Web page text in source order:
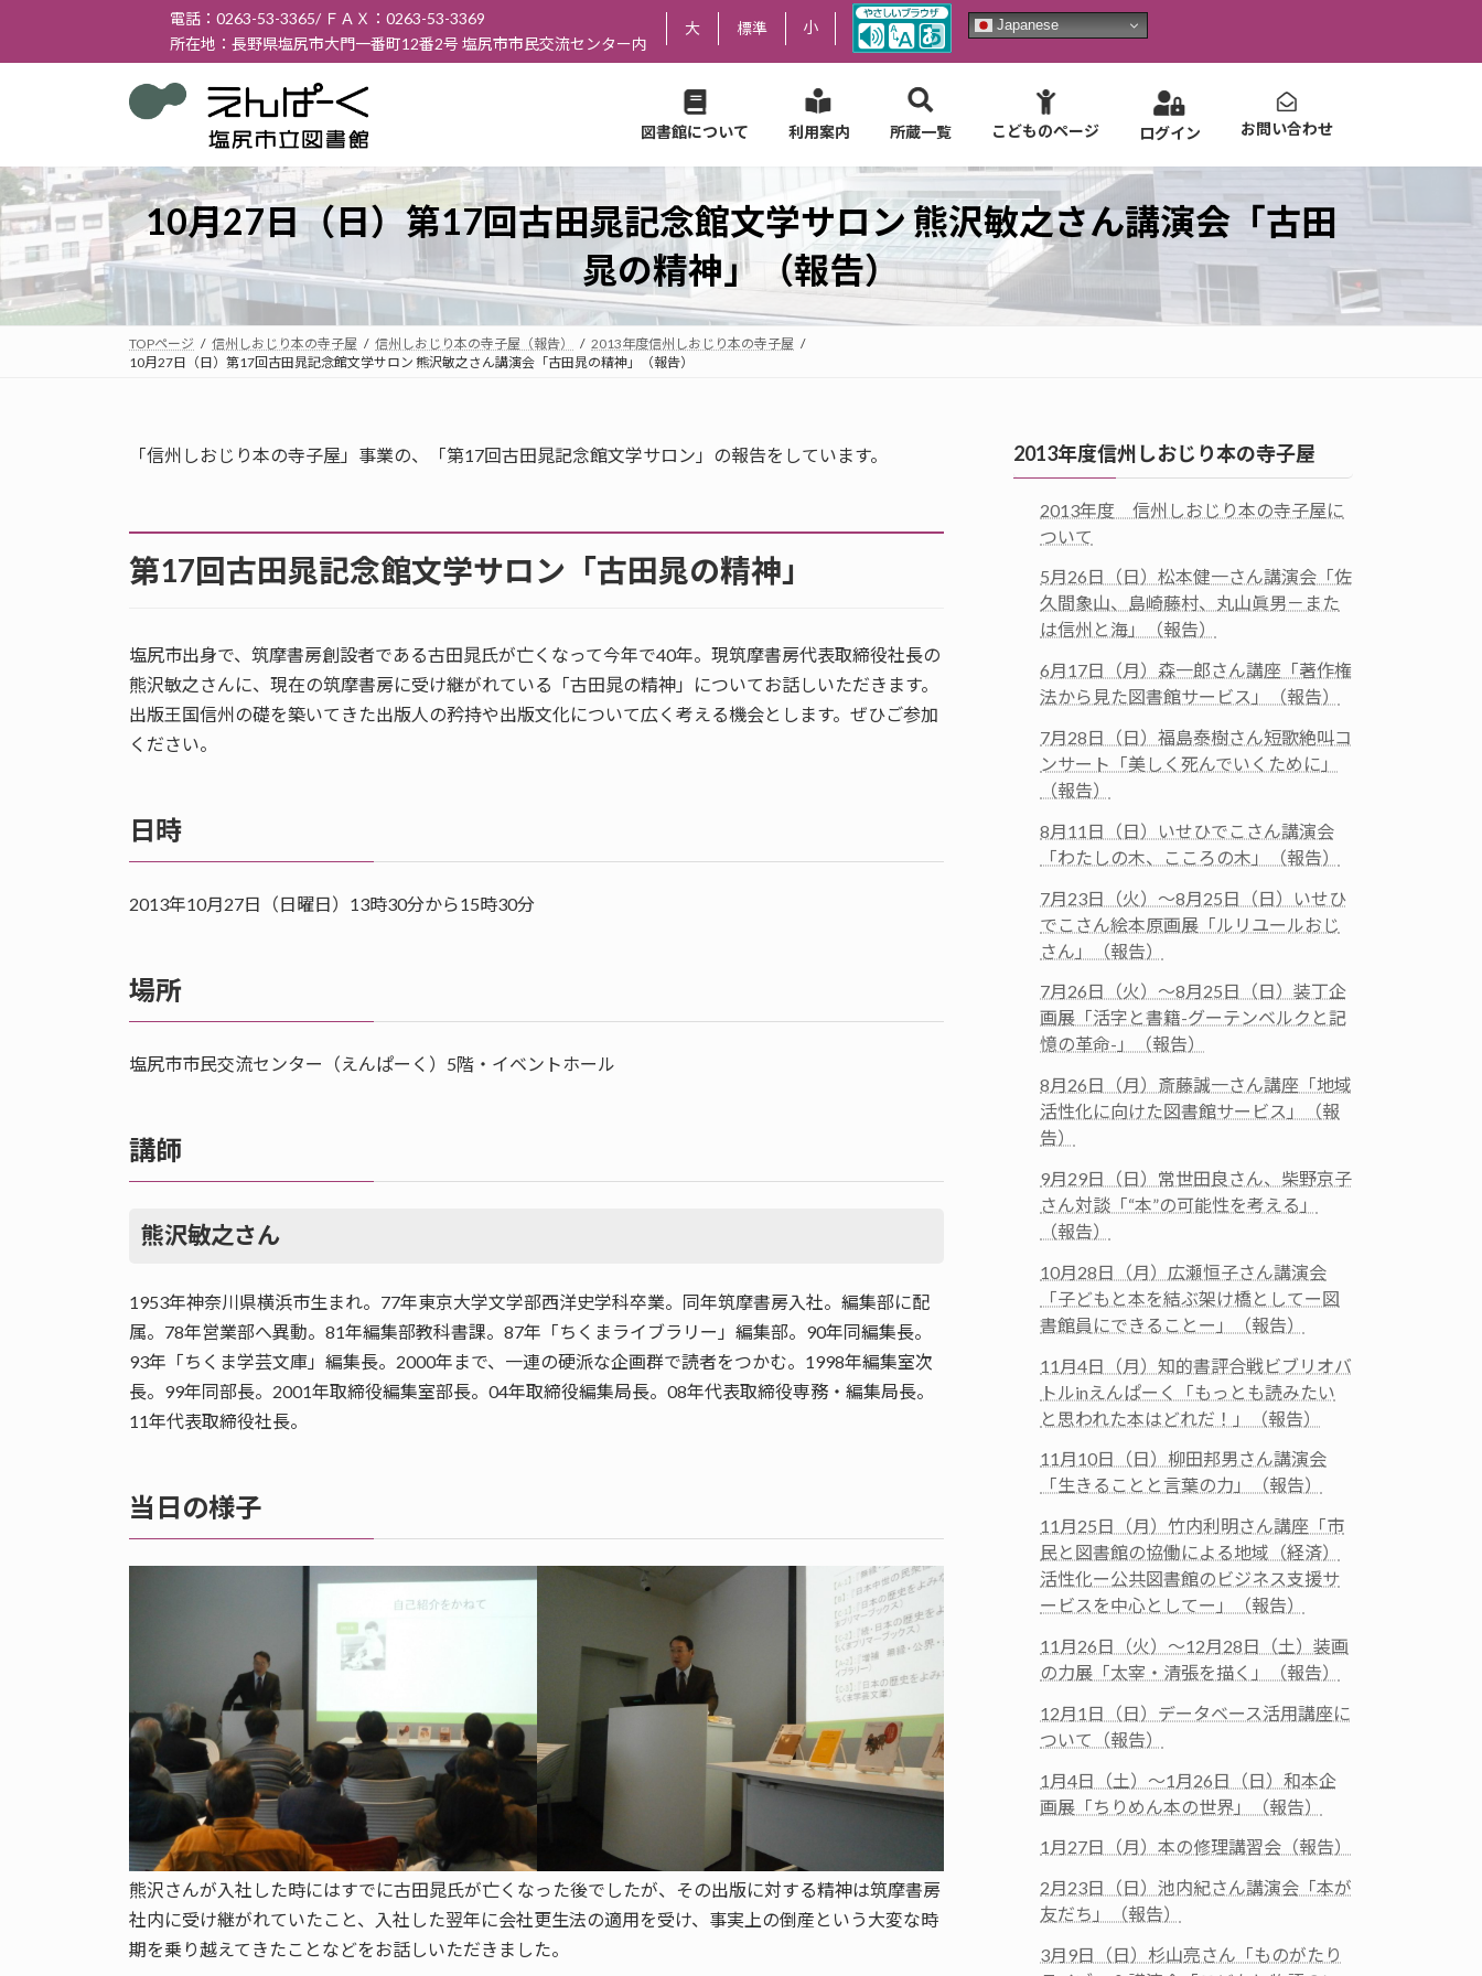
テ
ス
キ
ッ
ゲ
ン
に
移
電話：0263-53-3365/ ＦＡＸ：0263-53-3369
所在地：長野県塩尻市大門一番町12番2号 塩尻市市民交流センター内
大 標準 小 Japanese
図書館について 利用案内 所蔵一覧 こどものページ ログイン お問い合わせ
10月27日（日）第17回古田晁記念館文学サロン 熊沢敏之さん講演会「古田
晁の精神」（報告）
TOPページ 信州しおじり本の寺子屋 信州しおじり本の寺子屋（報告）
2013年度信州しおじり本の寺子屋
10月27日（日）第17回古田晁記念館文学サロン 熊沢敏之さん講演会「古田晁の精神」（報告）
「信州しおじり本の寺子屋」事業の、「第17回古田晁記念館文学サロン」の報告をしています。
第17回古田晁記念館文学サロン「古田晁の精神」
塩尻市出身で、筑摩書房創設者である古田晁氏が亡くなって今年で40年。現筑摩書房代表取締役社長の
熊沢敏之さんに、現在の筑摩書房に受け継がれている「古田晁の精神」についてお話しいただきます。
出版王国信州の礎を築いてきた出版人の矜持や出版文化について広く考える機会とします。ぜひご参加
ください。
日時
2013年10月27日（日曜日）13時30分から15時30分
場所
塩尻市市民交流センター（えんぱーく）5階・イベントホール
講師
熊沢敏之さん
1953年神奈川県横浜市生まれ。77年東京大学文学部西洋史学科卒業。同年筑摩書房入社。編集部に配
属。78年営業部へ異動。81年編集部教科書課。87年「ちくまライブラリー」編集部。90年同編集長。
93年「ちくま学芸文庫」編集長。2000年まで、一連の硬派な企画群で読者をつかむ。1998年編集室次
長。99年同部長。2001年取締役編集室部長。04年取締役編集局長。08年代表取締役専務・編集局長。
11年代表取締役社長。
当日の様子
熊沢さんが入社した時にはすでに古田晁氏が亡くなった後でしたが、その出版に対する精神は筑摩書房
社内に受け継がれていたこと、入社した翌年に会社更生法の適用を受け、事実上の倒産という大変な時
期を乗り越えてきたことなどをお話しいただきました。
2013年度信州しおじり本の寺子屋
2013年度 信州しおじり本の寺子屋に
ついて
5月26日（日）松本健一さん講演会「佐
久間象山、島崎藤村、丸山眞男－また
は信州と海」（報告）
6月17日（月）森一郎さん講座「著作権
法から見た図書館サービス」（報告）
7月28日（日）福島泰樹さん短歌絶叫コ
ンサート「美しく死んでいくために」
（報告）
8月11日（日）いせひでこさん講演会
「わたしの木、こころの木」（報告）
7月23日（火）～8月25日（日）いせひ
でこさん絵本原画展「ルリユールおじ
さん」（報告）
7月26日（火）～8月25日（日）装丁企
画展「活字と書籍-グーテンベルクと記
憶の革命-」（報告）
8月26日（月）斎藤誠一さん講座「地域
活性化に向けた図書館サービス」（報
告）
9月29日（日）常世田良さん、柴野京子
さん対談「“本”の可能性を考える」
（報告）
10月28日（月）広瀬恒子さん講演会
「子どもと本を結ぶ架け橋としてー図
書館員にできることー」（報告）
11月4日（月）知的書評合戦ビブリオバ
トルinえんぱーく「もっとも読みたい
と思われた本はどれだ！」（報告）
11月10日（日）柳田邦男さん講演会
「生きることと言葉の力」（報告）
11月25日（月）竹内利明さん講座「市
民と図書館の協働による地域（経済）
活性化ー公共図書館のビジネス支援サ
ービスを中心としてー」（報告）
11月26日（火）～12月28日（土）装画
の力展「太宰・清張を描く」（報告）
12月1日（日）データベース活用講座に
ついて（報告）
1月4日（土）～1月26日（日）和本企
画展「ちりめん本の世界」（報告）
1月27日（月）本の修理講習会（報告）
2月23日（日）池内紀さん講演会「本が
友だち」（報告）
3月9日（日）杉山亮さん「ものがたり